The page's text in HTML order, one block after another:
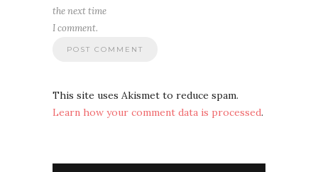
the next time
I comment.
This site uses Akismet to reduce spam.
Learn how your comment data is processed.